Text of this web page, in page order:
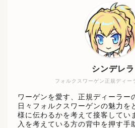
フォルクスワーゲン正規ディー
シンデレラ
ワーゲンを愛す、正規ディーラー
日々フォルクスワーゲンの魅力を
様に伝わるかを考えて接客してい
入を考えている方の背中を押す手